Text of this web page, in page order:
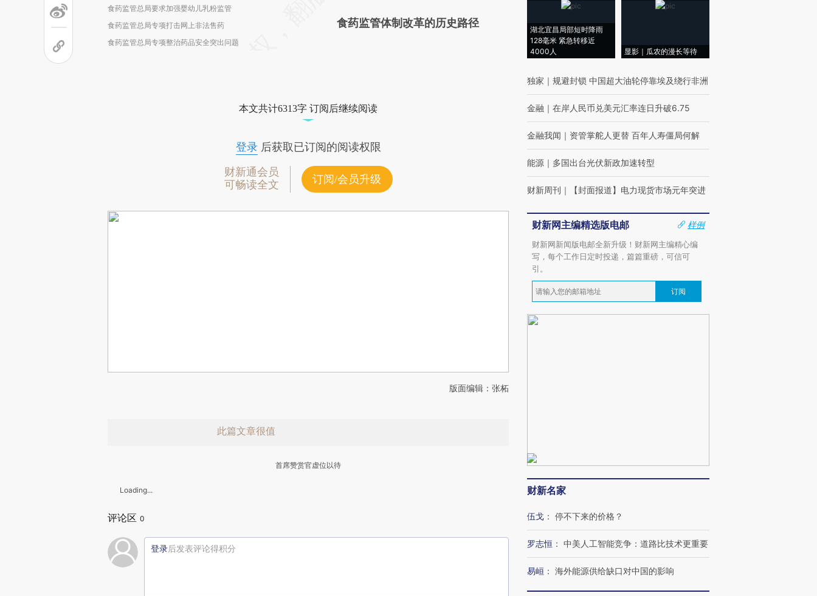
食药监管总局要求加强婴幼儿乳粉监管
食药监管总局专项打击网上非法售药
食药监管总局专项整治药品安全突出问题
食药监管体制改革的历史路径
本文共计6313字 订阅后继续阅读
登录后获取已订阅的阅读权限
财新通会员
可畅读全文
订阅/会员升级
版面编辑：张柘
此篇文章很值
赞赏激励一下
首席赞赏官虚位以待
Loading...
评论区 0
登录后发表评论得积分
湖北宜昌局部短时降雨
128毫米 紧急转移近
4000人
显影｜瓜农的漫长等待
独家 ｜ 规避封锁 中国超大油轮停靠埃及绕行非洲
金融 ｜ 在岸人民币兑美元汇率连日升破6.75
金融我闻 ｜ 资管掌舵人更替 百年人寿僵局何解
能源 ｜ 多国出台光伏新政加速转型
财新周刊 ｜ 【封面报道】电力现货市场元年突进
财新网主编精选版电邮
样例
财新网新闻版电邮全新升级！财新网主编精心编
写，每个工作日定时投递，篇篇重磅，可信可
引。
订阅
财新名家
伍戈 ： 停不下来的价格？
罗志恒 ： 中美人工智能竞争：道路比技术更重要
易峘 ： 海外能源供给缺口对中国的影响